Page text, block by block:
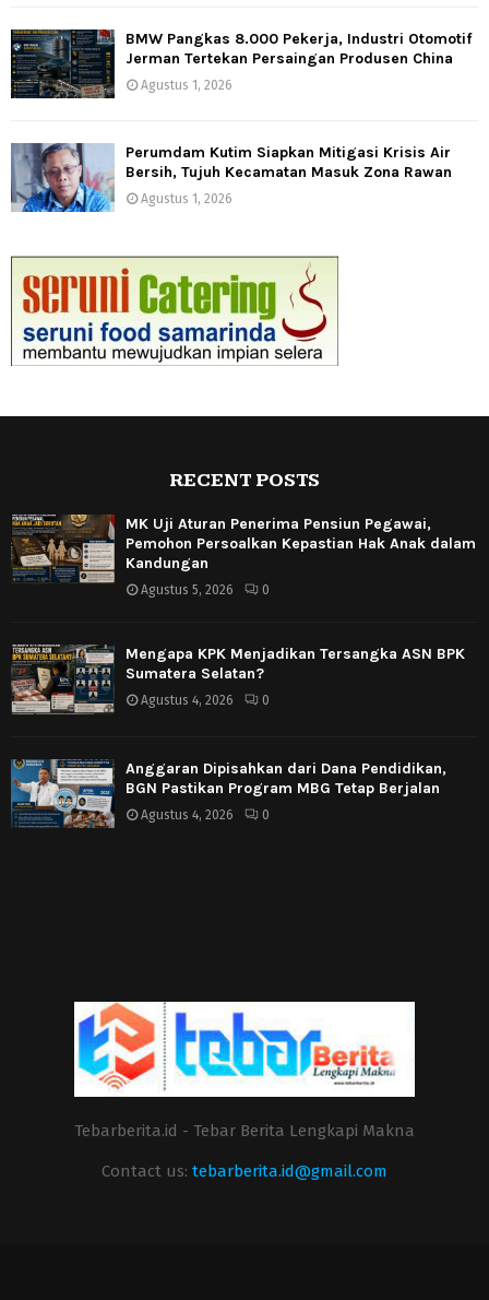
BMW Pangkas 8.000 Pekerja, Industri Otomotif
Jerman Tertekan Persaingan Produsen China
Agustus 1, 2026
Perumdam Kutim Siapkan Mitigasi Krisis Air
Bersih, Tujuh Kecamatan Masuk Zona Rawan
Agustus 1, 2026
RECENT POSTS
MK Uji Aturan Penerima Pensiun Pegawai,
Pemohon Persoalkan Kepastian Hak Anak dalam
Kandungan
Agustus 5, 2026 0
Mengapa KPK Menjadikan Tersangka ASN BPK
Sumatera Selatan?
Agustus 4, 2026 0
Anggaran Dipisahkan dari Dana Pendidikan,
BGN Pastikan Program MBG Tetap Berjalan
Agustus 4, 2026 0
Tebarberita.id - Tebar Berita Lengkapi Makna
Contact us: tebarberita.id@gmail.com